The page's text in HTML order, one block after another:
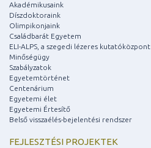
Akadémikusaink
Díszdoktoraink
Olimpikonjaink
Családbarát Egyetem
ELI-ALPS, a szegedi lézeres kutatóközpont
Minőségügy
Szabályzatok
Egyetemtörténet
Centenárium
Egyetemi élet
Egyetemi Értesítő
Belső visszaélés-bejelentési rendszer
FEJLESZTÉSI PROJEKTEK